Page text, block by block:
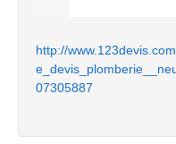
http://
07305887